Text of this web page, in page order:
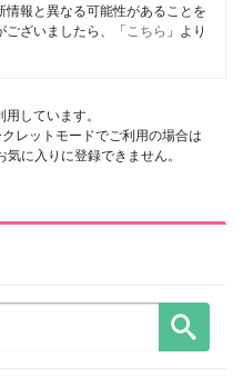
報と異なる可能性があることを
ございましたら、「 こちら 」より
用しています。
レットモードでご利用の場合は
に入りに登録できません。